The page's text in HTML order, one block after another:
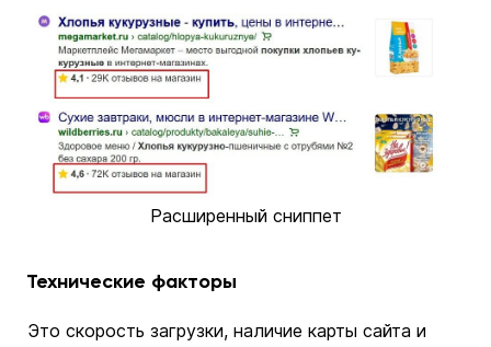
Расширенный сниппет
Технические факторы
Это скорость загрузки, наличие карты сайта и